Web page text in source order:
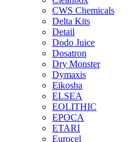
CWS Chemicals
Delta Kits
Detail
Dodo Juice
Dosatron
Dry Monster
Dymaxis
Eikosha
ELSEA
EOLITHIC
EPOCA
ETARI
Eurocel